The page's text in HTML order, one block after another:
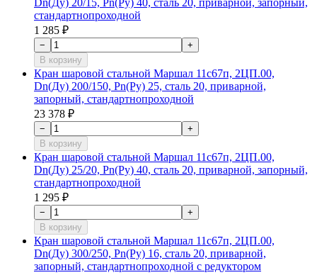
стандартнопроходной
1 285 ₽
−
+
В корзину
Кран шаровой стальной Маршал 11с67п, 2ЦП.00,
Dn(Ду) 200/150, Рn(Ру) 25, сталь 20, приварной,
запорный, стандартнопроходной
23 378 ₽
−
+
В корзину
Кран шаровой стальной Маршал 11с67п, 2ЦП.00,
Dn(Ду) 25/20, Рn(Ру) 40, сталь 20, приварной, запорный,
стандартнопроходной
1 295 ₽
−
+
В корзину
Кран шаровой стальной Маршал 11с67п, 2ЦП.00,
Dn(Ду) 300/250, Рn(Ру) 16, сталь 20, приварной,
запорный, стандартнопроходной с редуктором